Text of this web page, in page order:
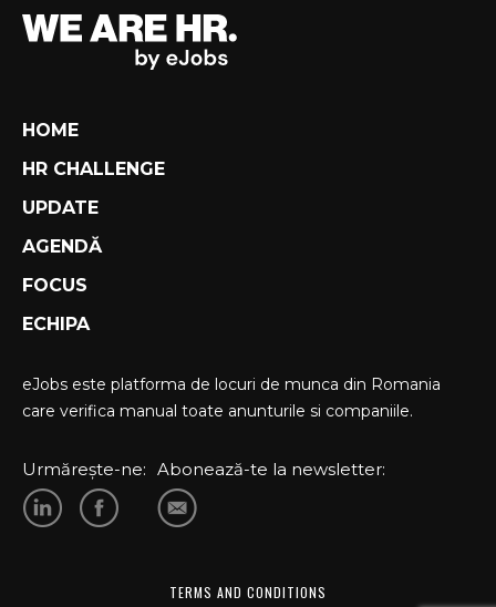
HOME
HR CHALLENGE
UPDATE
AGENDĂ
FOCUS
ECHIPA
eJobs este platforma de locuri de munca din Romania
care verifica manual toate anunturile si companiile.
Urmărește-ne: Abonează-te la newsletter:
TERMS AND CONDITIONS